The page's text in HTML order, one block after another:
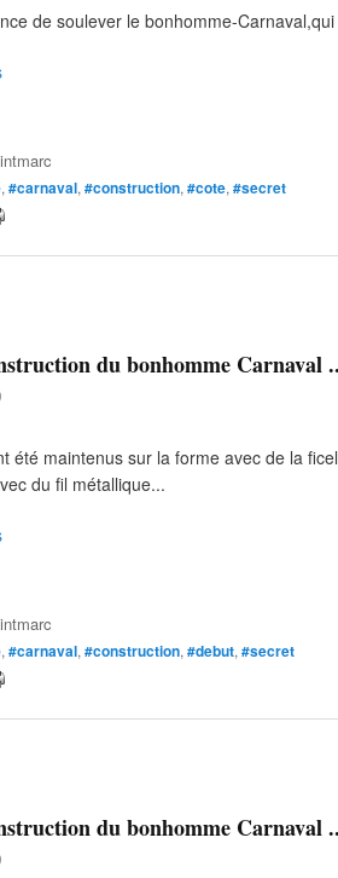
de soulever le bonhomme-
, #carnaval, #construction, #cote, #secret
du bonhomme Carnaval
été maintenus sur la forme avec de la
du fil métallique...
, #carnaval, #construction, #debut, #secret
du bonhomme Carnaval